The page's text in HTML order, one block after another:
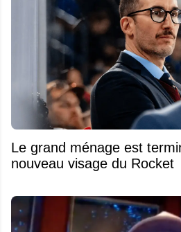
Le grand ménage est
nouveau visage du Rocket